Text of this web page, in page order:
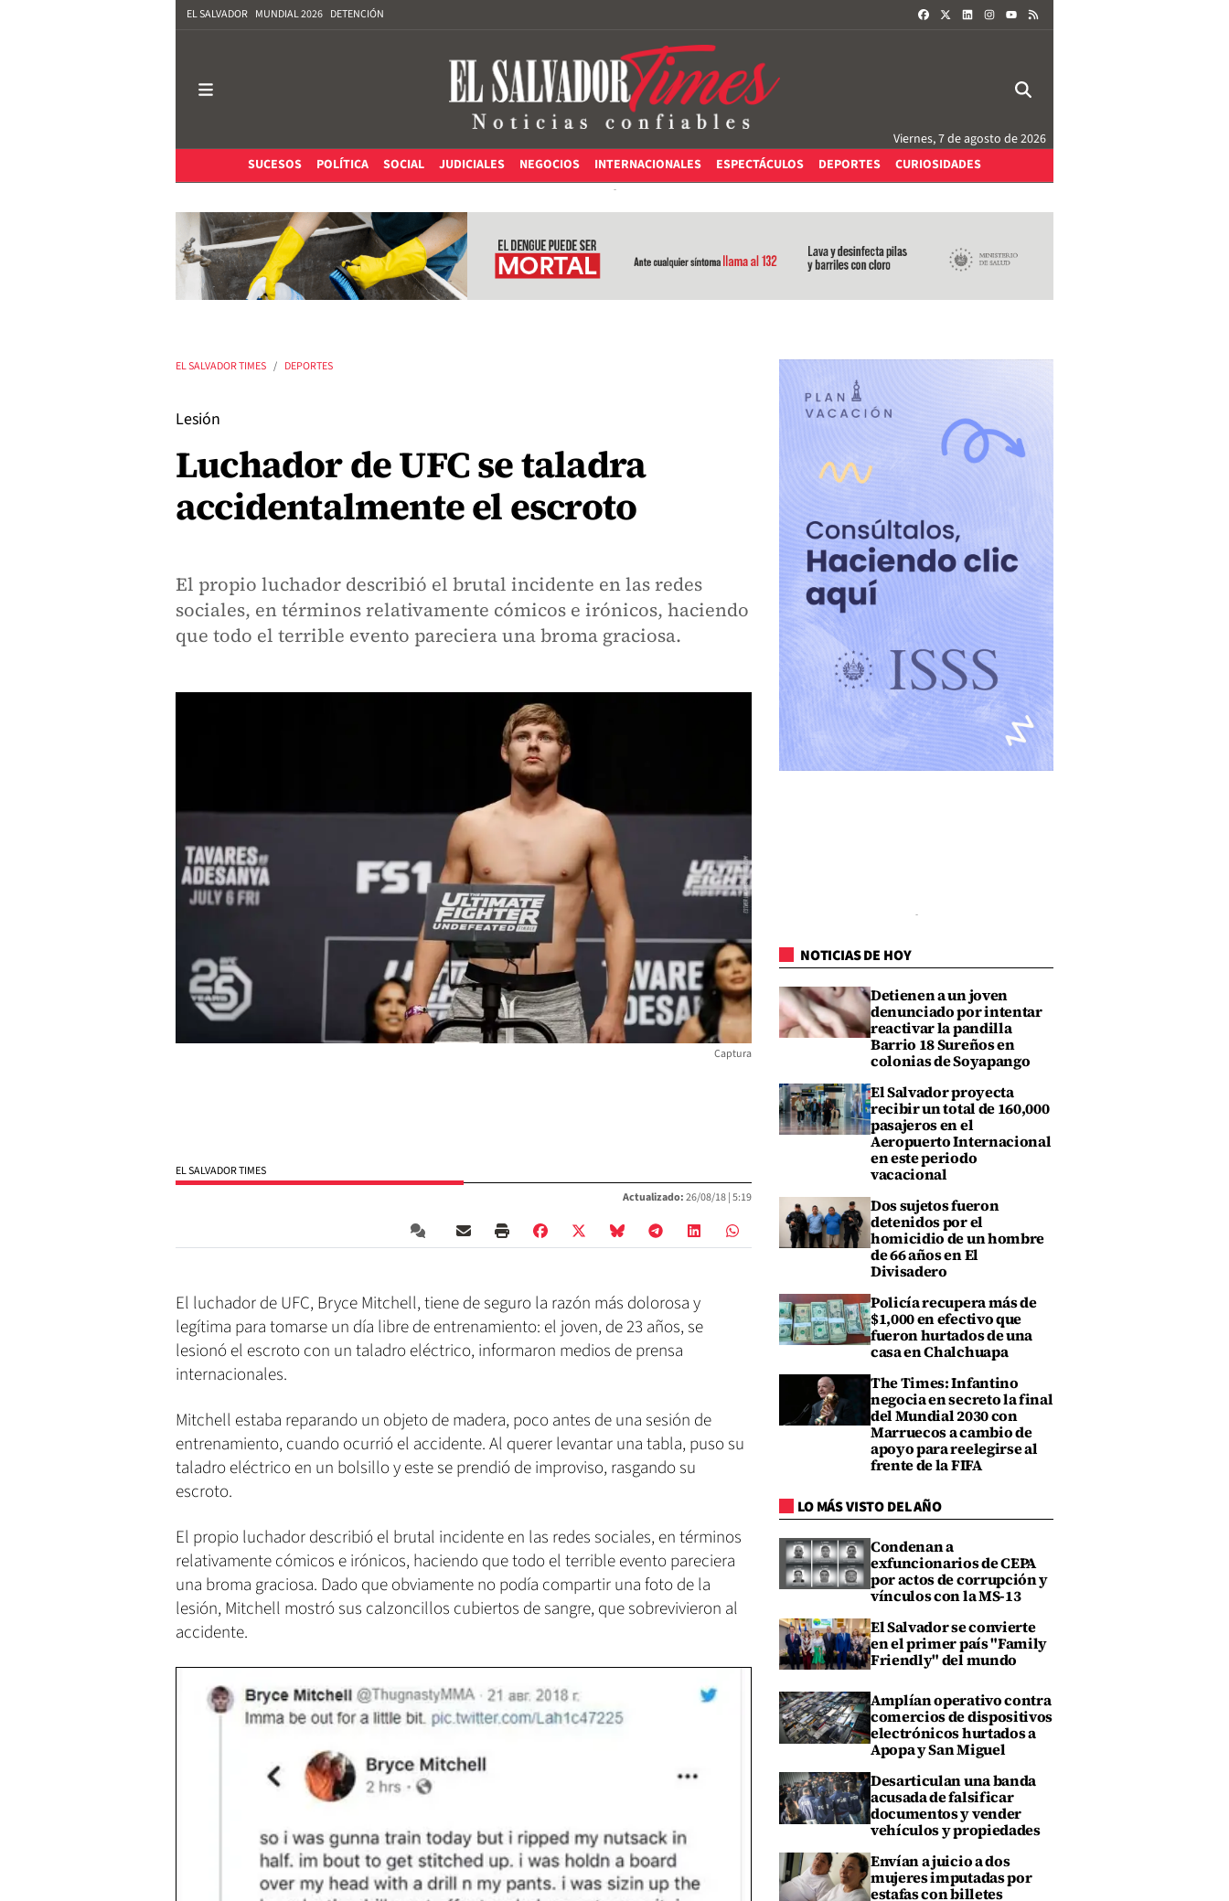
EL SALVADOR MUNDIAL 2026 DETENCIÓN FACEBOOKLINKEDININSTAGRAM
Viernes, 7 de agosto de 2026
SUCESOS
POLÍTICA SOCIAL JUDICIALES NEGOCIOS INTERNACIONALES ESPECTÁCULOS DEPORTES CURIOSIDADES
EL SALVADOR TIMES DEPORTES
Lesión
Luchador de UFC se taladra
accidentalmente el escroto
El propio luchador describió el brutal incidente en las redes
sociales, en términos relativamente cómicos e irónicos, haciendo
que todo el terrible evento pareciera una broma graciosa.
Captura
EL SALVADOR TIMES
Actualizado:26/08/18 |5:19
El luchador de UFC, Bryce Mitchell, tiene de seguro la razón más dolorosa y
legítima para tomarse un día libre de entrenamiento: el joven, de 23 años, se
lesionó el escroto con un taladro eléctrico, informaron medios de prensa
internacionales.
Mitchell estaba reparando un objeto de madera, poco antes de una sesión de
entrenamiento, cuando ocurrió el accidente. Al querer levantar una tabla, puso su
taladro eléctrico en un bolsillo y este se prendió de improviso, rasgando su
escroto.
El propio luchador describió el brutal incidente en las redes sociales, en términos
relativamente cómicos e irónicos, haciendo que todo el terrible evento pareciera
una broma graciosa. Dado que obviamente no podía compartir una foto de la
lesión, Mitchell mostró sus calzoncillos cubiertos de sangre, que sobrevivieron al
accidente.
NOTICIAS DE HOY
Detienen a un joven
denunciado por intentar
reactivar la pandilla
Barrio 18 Sureños en
colonias de Soyapango
El Salvador proyecta
recibir un total de 160,000
pasajeros en el
Aeropuerto Internacional
en este periodo
vacacional
Dos sujetos fueron
detenidos por el
homicidio de un hombre
de 66 años en El
Divisadero
Policía recupera más de
$1,000 en efectivo que
fueron hurtados de una
casa en Chalchuapa
The Times: Infantino
negocia en secreto la final
del Mundial 2030 con
Marruecos a cambio de
apoyo para reelegirse al
frente de la FIFA
LO MÁS VISTO DEL AÑO
Condenan a
exfuncionarios de CEPA
por actos de corrupción y
vínculos con la MS-13
El Salvador se convierte
en el primer país "Family
Friendly" del mundo
Amplían operativo contra
comercios de dispositivos
electrónicos hurtados a
Apopa y San Miguel
Desarticulan una banda
acusada de falsificar
documentos y vender
vehículos y propiedades
Envían a juicio a dos
mujeres imputadas por
estafas con billetes